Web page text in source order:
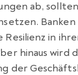
ab,
Resilienz in
hinaus wird
der